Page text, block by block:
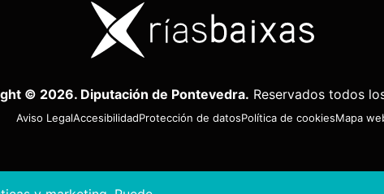
© 2026. Diputación de Pontevedra. Reservados todos
Aviso LegalAccesibilidadProtección de datosPolítica de cookiesMapa